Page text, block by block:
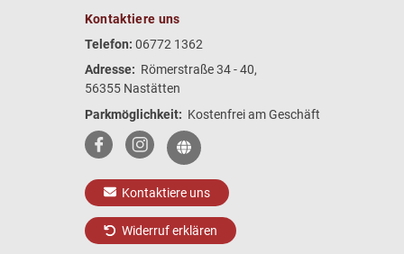
Kontaktiere uns
Telefon: 06772 1362
Adresse: Römerstraße 34 - 40,
56355 Nastätten
Parkmöglichkeit: Kostenfrei am Geschäft
Kontaktiere uns
Widerruf erklären